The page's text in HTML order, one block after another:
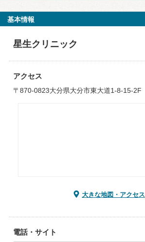
基本情報
星生クリニック
アクセス
〒870-0823大分県大分市東大道1-8-15-2F
大きな地図・アクセス
電話・サイト